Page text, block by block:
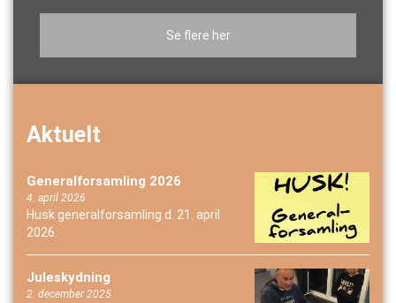
Se flere her
Aktuelt
Generalforsamling 2026
4. april 2026
Husk generalforsamling d. 21. april
2026.
Juleskydning
2. december 2025